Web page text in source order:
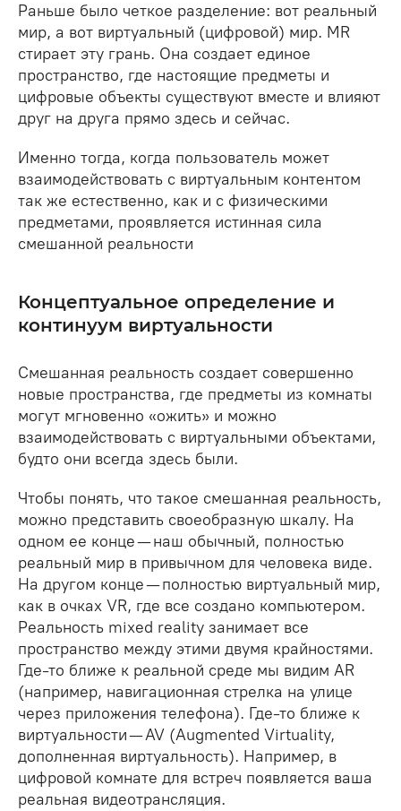
Раньше было четкое разделение: вот реальный
мир, а вот виртуальный (цифровой) мир. MR
стирает эту грань. Она создает единое
пространство, где настоящие предметы и
цифровые объекты существуют вместе и влияют
друг на друга прямо здесь и сейчас.
Именно тогда, когда пользователь может
взаимодействовать с виртуальным контентом
так же естественно, как и с физическими
предметами, проявляется истинная сила
смешанной реальности
Концептуальное определение и
континуум виртуальности
Смешанная реальность создает совершенно
новые пространства, где предметы из комнаты
могут мгновенно «ожить» и можно
взаимодействовать с виртуальными объектами,
будто они всегда здесь были.
Чтобы понять, что такое смешанная реальность,
можно представить своеобразную шкалу. На
одном ее конце — наш обычный, полностью
реальный мир в привычном для человека виде.
На другом конце — полностью виртуальный мир,
как в очках VR, где все создано компьютером.
Реальность mixed reality занимает все
пространство между этими двумя крайностями.
Где-то ближе к реальной среде мы видим AR
(например, навигационная стрелка на улице
через приложения телефона). Где-то ближе к
виртуальности — AV (Augmented Virtuality,
дополненная виртуальность). Например, в
цифровой комнате для встреч появляется ваша
реальная видеотрансляция.